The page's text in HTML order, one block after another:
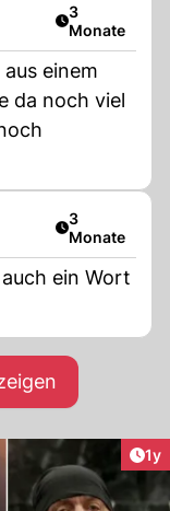
Artikel
3
Monate
einem
da noch viel
Artikel
3
Monate
ein Wort
1y